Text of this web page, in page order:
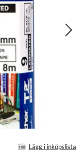
Lägg i inköpslista